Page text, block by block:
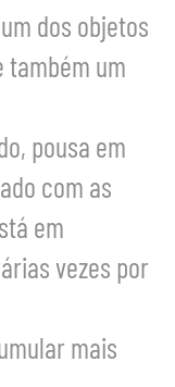
dos objetos
também um
pousa em
com as
em
vezes por
mais